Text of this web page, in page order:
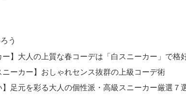
う
ー】大人の上質な春コーデは「白スニーカー」で格
ニーカー】おしゃれセンス抜群の上級コーデ術
】足元を彩る大人の個性派・高級スニーカー厳選７